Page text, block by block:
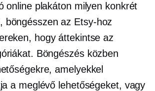
online plakáton milyen konkrét
böngésszen az Etsy-hoz
hogy áttekintse az
Böngészés közben
amelyekkel
a meglévő lehetőségeket, vagy